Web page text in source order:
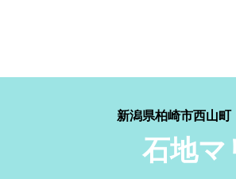
新潟県柏崎市西山
石地マ